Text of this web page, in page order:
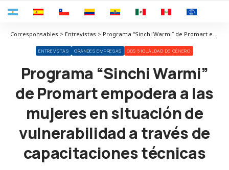
Corresponsables > Entrevistas > Programa “Sinchi Warmi” de Promart empodera a las mujeres en situación de vulnerabilidad a través de capacitaciones técnicas
ENTREVISTAS GRANDES EMPRESAS ODS 5 IGUALDAD DE GÉNERO
Programa “Sinchi Warmi”
de Promart empodera a las
mujeres en situación de
vulnerabilidad a través de
capacitaciones técnicas